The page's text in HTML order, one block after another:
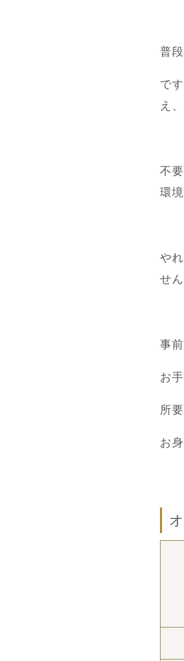
普
で
え
不
環
や
せ
事
お
所
お